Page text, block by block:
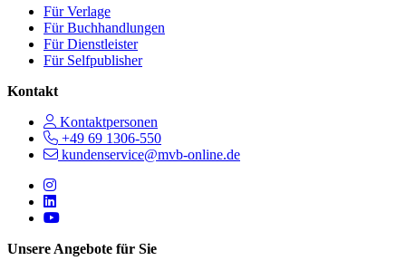
Für Verlage
Für Buchhandlungen
Für Dienstleister
Für Selfpublisher
Kontakt
Kontaktpersonen
+49 69 1306-550
kundenservice@mvb-online.de
Follow us on https://www.instagram.com/lifeatmvb/
Follow us on https://www.linkedin.com/company/mvbbooks
Follow us on https://www.youtube.com/@mvbbooks
Unsere Angebote für Sie